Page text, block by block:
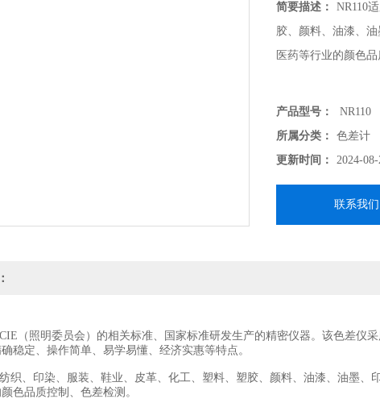
简要描述：
NR110
胶、颜料、油漆、
医药等行业的颜色品
产品型号：
NR110
所属分类：
色差计
更新时间：
2024-
联系我们
（照明委员会）的相关标准、国家标准研发生产的精密仪器。该色差仪
稳定、操作简单、易学易懂、经济实惠等特点。
织、印染、服装、鞋业、皮革、化工、塑料、塑胶、颜料、油漆、油墨、
颜色品质控制、色差检测。